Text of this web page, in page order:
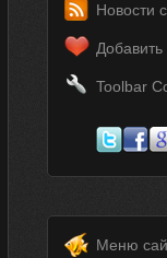
Новости
Добавить
Toolbar
Меню